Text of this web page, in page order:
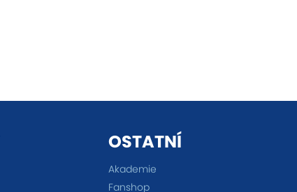
OSTATNÍ
Akademie
Fanshop